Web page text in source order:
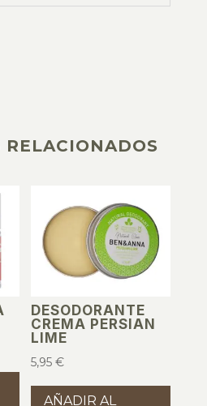
RELACIONADOS
DESODORANTE
CREMA PERSIAN
LIME
5,95€
AÑADIR AL